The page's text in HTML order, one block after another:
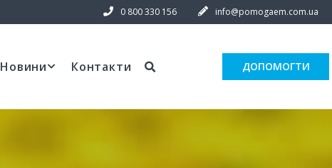
0 800 330 156 info@pomogaem.com.ua
Новини Контакти ДОПОМОГТИ